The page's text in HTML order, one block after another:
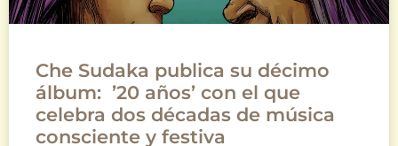
Che Sudaka publica su décimo
álbum: ’20 años’ con el que
celebra dos décadas de música
consciente y festiva